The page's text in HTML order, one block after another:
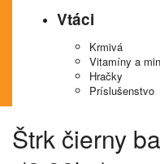
Vtáci
Krmivá
Vitamíny a
Hračky
Príslušenstvo
Štrk čierny